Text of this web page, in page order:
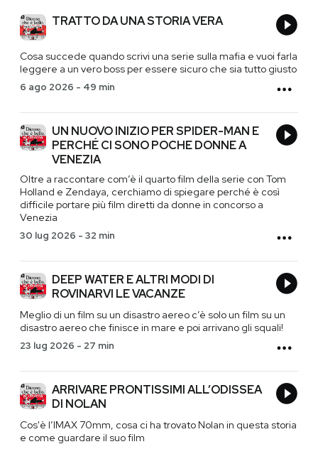
TRATTO DA UNA STORIA VERA
Cosa succede quando scrivi una serie sulla mafia e vuoi farla
leggere a un vero boss per essere sicuro che sia tutto giusto
6 ago 2026 - 49 min
UN NUOVO INIZIO PER SPIDER-MAN E
PERCHÉ CI SONO POCHE DONNE A
VENEZIA
Oltre a raccontare com’è il quarto film della serie con Tom
Holland e Zendaya, cerchiamo di spiegare perché è così
difficile portare più film diretti da donne in concorso a
Venezia
30 lug 2026 - 32 min
DEEP WATER E ALTRI MODI DI
ROVINARVI LE VACANZE
Meglio di un film su un disastro aereo c’è solo un film su un
disastro aereo che finisce in mare e poi arrivano gli squali!
23 lug 2026 - 27 min
ARRIVARE PRONTISSIMI ALL’ODISSEA
DI NOLAN
Cos'è l’IMAX 70mm, cosa ci ha trovato Nolan in questa storia
e come guardare il suo film